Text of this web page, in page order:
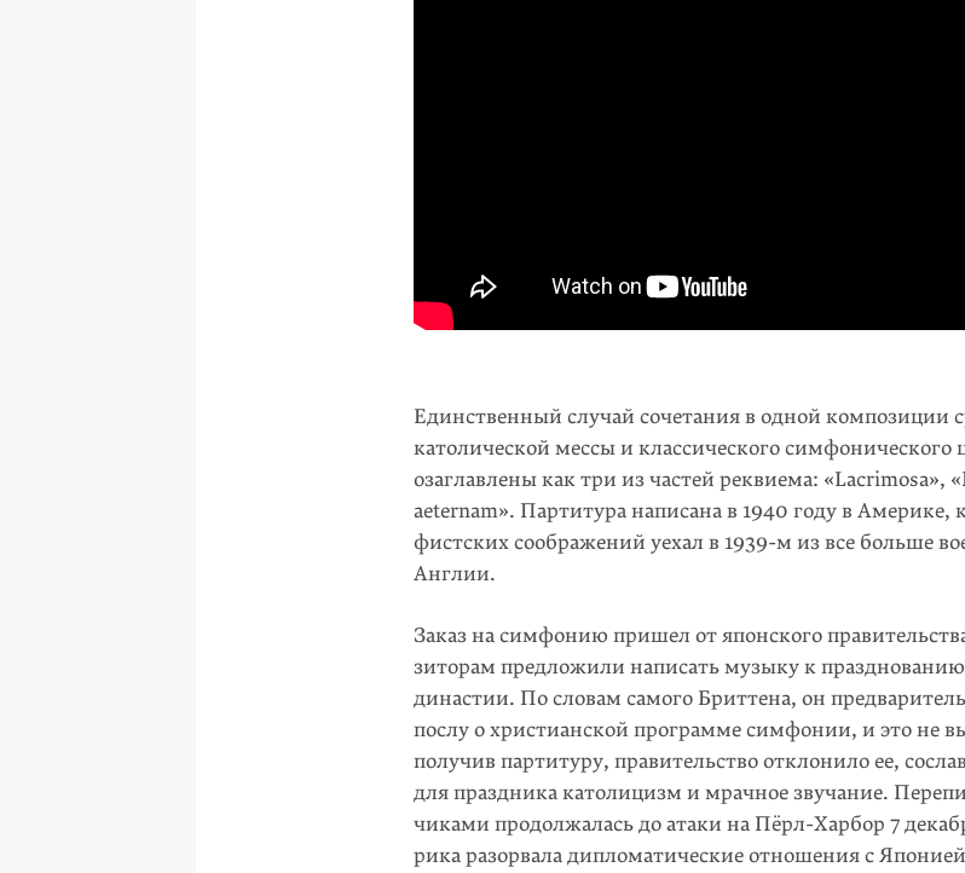
Единственный случай сочетания в одной композиции
католической мессы и классического симфонического
озаглавлены как три из частей реквиема: «Lacrimosa»,
aeternam». Партитура написана в 1940 году в
фистских соображений уехалв 1939-м из все больше
Англии.
Заказ на симфонию пришел от японского
зиторам предложили написать музыку к
династии. По словам самого Бриттена, он
послу о христианской программе симфонии, и это не
получив партитуру, правительство отклонило ее,
для праздника католицизм и мрачное звучание.
чиками продолжалась до атаки на Пёрл-Харбор 7
рика разорвала дипломатические отношения с